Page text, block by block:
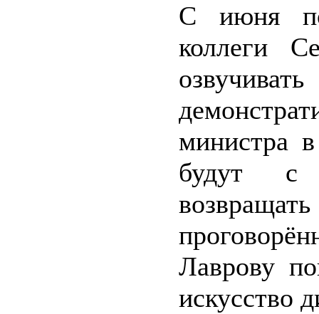
С июня по
коллеги
министра в
будут с
Лаврову
искусство